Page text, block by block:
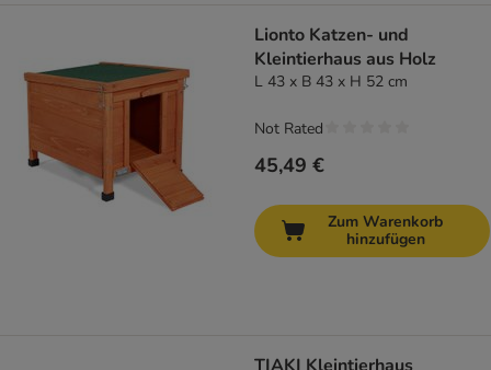
Lionto Katzen- und
Kleintierhaus aus Holz
L 43 x B 43 x H 52 cm
45,49 €
Not Rated
Zum Warenkorb
hinzufügen